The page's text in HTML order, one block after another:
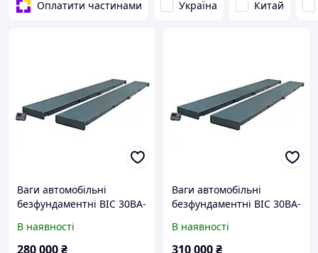
Оплатити частинами Україна Китай
Ваги автомобільні
безфундаментні ВІС 30ВА-
В наявності
280 000₴
Ваги автомобільні
безфундаментні ВІС 30ВА-
В наявності
310 000₴